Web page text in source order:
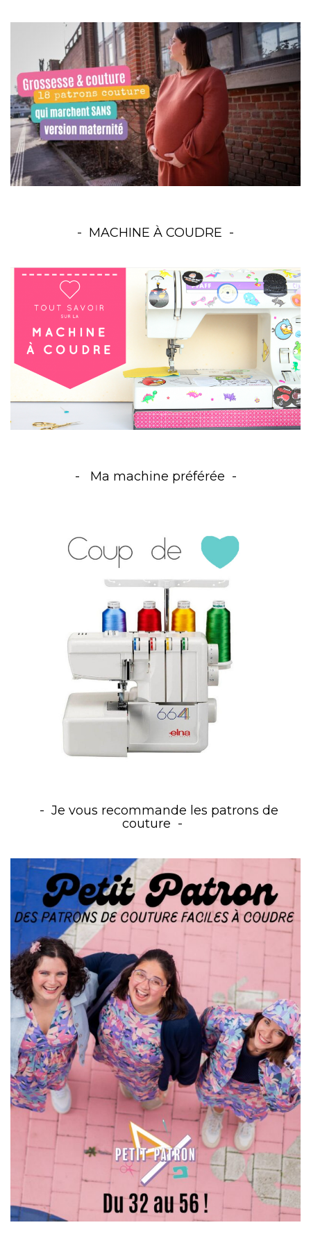
MACHINE À COUDRE
Ma machine préférée
Je vous recommande les patrons de
couture